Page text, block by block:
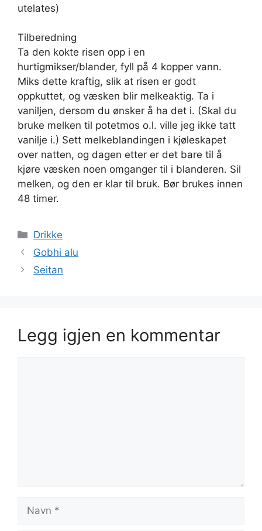
utelates)
Tilberedning
Ta den kokte risen opp i en
hurtigmikser/blander, fyll på 4 kopper vann.
Miks dette kraftig, slik at risen er godt
oppkuttet, og væsken blir melkeaktig. Ta i
vaniljen, dersom du ønsker å ha det i. (Skal du
bruke melken til potetmos o.l. ville jeg ikke tatt
vanilje i.) Sett melkeblandingen i kjøleskapet
over natten, og dagen etter er det bare til å
kjøre væsken noen omganger til i blanderen. Sil
melken, og den er klar til bruk. Bør brukes innen
48 timer.
Kategorier
Drikke
Gobhi alu
Seitan
Legg igjen en kommentar
Navn